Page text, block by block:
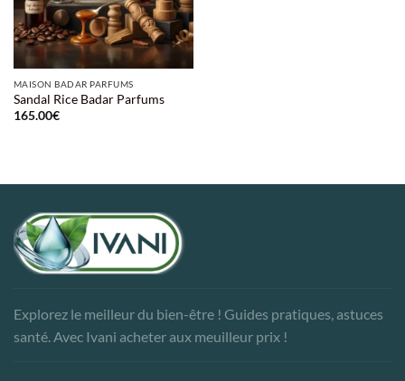
MAISON BADAR PARFUMS
Sandal Rice Badar Parfums
165.00€
Explorez le meilleur du bien-être ! Guides pratiques, astuces
santé. Avec Ivani acheter aux meuilleur prix !